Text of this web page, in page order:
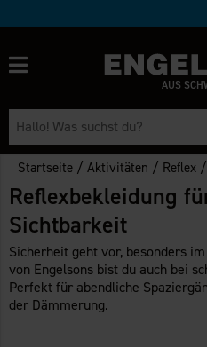
AUS
Startseite /Aktivitäten / Reflex /
Reflexbekleidung
Sichtbarkeit
Sicherheit geht vor, besonders
von Engelsons bist du auch bei
Perfekt für abendliche
der Dämmerung.